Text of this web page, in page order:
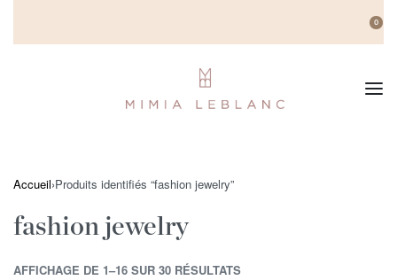
0
Accueil›Produits identifiés “fashion jewelry”
fashion jewelry
AFFICHAGE DE 1–16 SUR 30 RÉSULTATS